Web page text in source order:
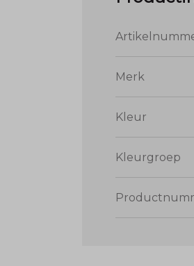
Merk
Kleur
Kleurgroep